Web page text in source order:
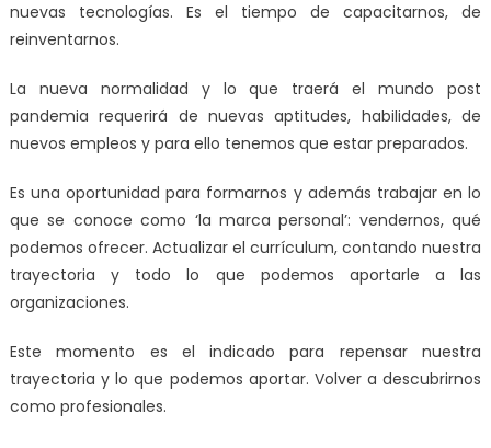
nuevas tecnologías. Es el tiempo de capacitarnos, de
reinventarnos.
La nueva normalidad y lo que traerá el mundo post
pandemia requerirá de nuevas aptitudes, habilidades, de
nuevos empleos y para ello tenemos que estar preparados.
Es una oportunidad para formarnos y además trabajar en lo
que se conoce como ‘la marca personal’: vendernos, qué
podemos ofrecer. Actualizar el currículum, contando nuestra
trayectoria y todo lo que podemos aportarle a las
organizaciones.
Este momento es el indicado para repensar nuestra
trayectoria y lo que podemos aportar. Volver a descubrirnos
como profesionales.